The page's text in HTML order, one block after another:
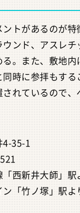
トがあるのが
ンド、アスレチ
。また、敷地
時に参拝もす
れているので
4-35-1
西新井大師」
「竹ノ塚」駅